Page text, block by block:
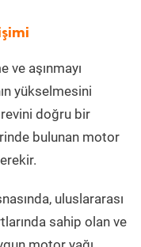
ve aşınmayı
yükselmesini
doğru bir
bulunan motor
uluslararası
sahip olan ve